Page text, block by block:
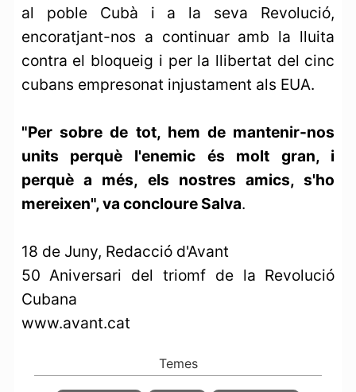
al poble Cubà i a la seva Revolució,
encoratjant-nos a continuar amb la lluita
contra el bloqueig i per la llibertat del cinc
cubans empresonat injustament als EUA.
"Per sobre de tot, hem de mantenir-nos
units perquè l'enemic és molt gran, i
perquè a més, els nostres amics, s'ho
mereixen", va concloure Salva.
18 de Juny, Redacció d'Avant
50 Aniversari del triomf de la Revolució
Cubana
www.avant.cat